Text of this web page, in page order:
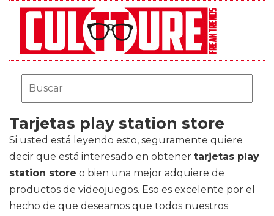
Tarjetas play station store
Si usted está leyendo esto, seguramente quiere
decir que está interesado en obtener tarjetas play
station store o bien una mejor adquiere de
productos de videojuegos. Eso es excelente por el
hecho de que deseamos que todos nuestros